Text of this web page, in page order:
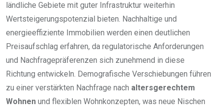
ländliche Gebiete mit guter Infrastruktur weiterhin
Wertsteigerungspotenzial bieten. Nachhaltige und
energieeffiziente Immobilien werden einen deutlichen
Preisaufschlag erfahren, da regulatorische Anforderungen
und Nachfragepräferenzen sich zunehmend in diese
Richtung entwickeln. Demografische Verschiebungen führen
zu einer verstärkten Nachfrage nach altersgerechtem
Wohnen und flexiblen Wohnkonzepten, was neue Nischen